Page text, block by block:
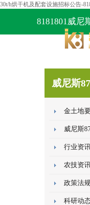
30t/h烘干机及配套设施招标公告-
8181801威尼
尼斯
威尼斯
金土地
威尼斯
行业资
农技资
政策法
科研动